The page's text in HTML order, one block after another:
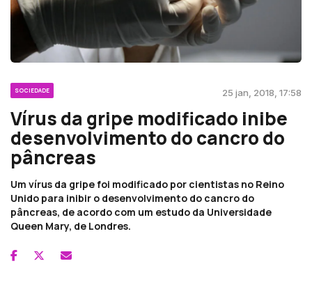
SOCIEDADE 25 jan, 2018, 17:58
Vírus da gripe modificado inibe
desenvolvimento do cancro do
pâncreas
Um vírus da gripe foi modificado por cientistas no Reino
Unido para inibir o desenvolvimento do cancro do
pâncreas, de acordo com um estudo da Universidade
Queen Mary, de Londres.